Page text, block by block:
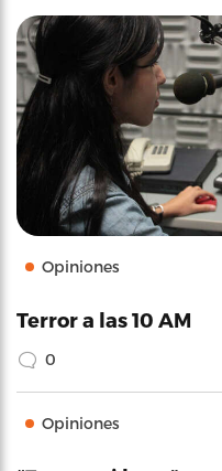
Opiniones
Terror a las 10 AM
0
Opiniones